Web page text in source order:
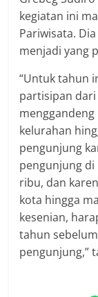
kegiatan ini
Pariwisata.
menjadi yang
“Untuk tahun
partisipan dari
kelurahan
pengunjung
pengunjung di
ribu, dan
kota hingga
kesenian,
tahun
pengunjung,”